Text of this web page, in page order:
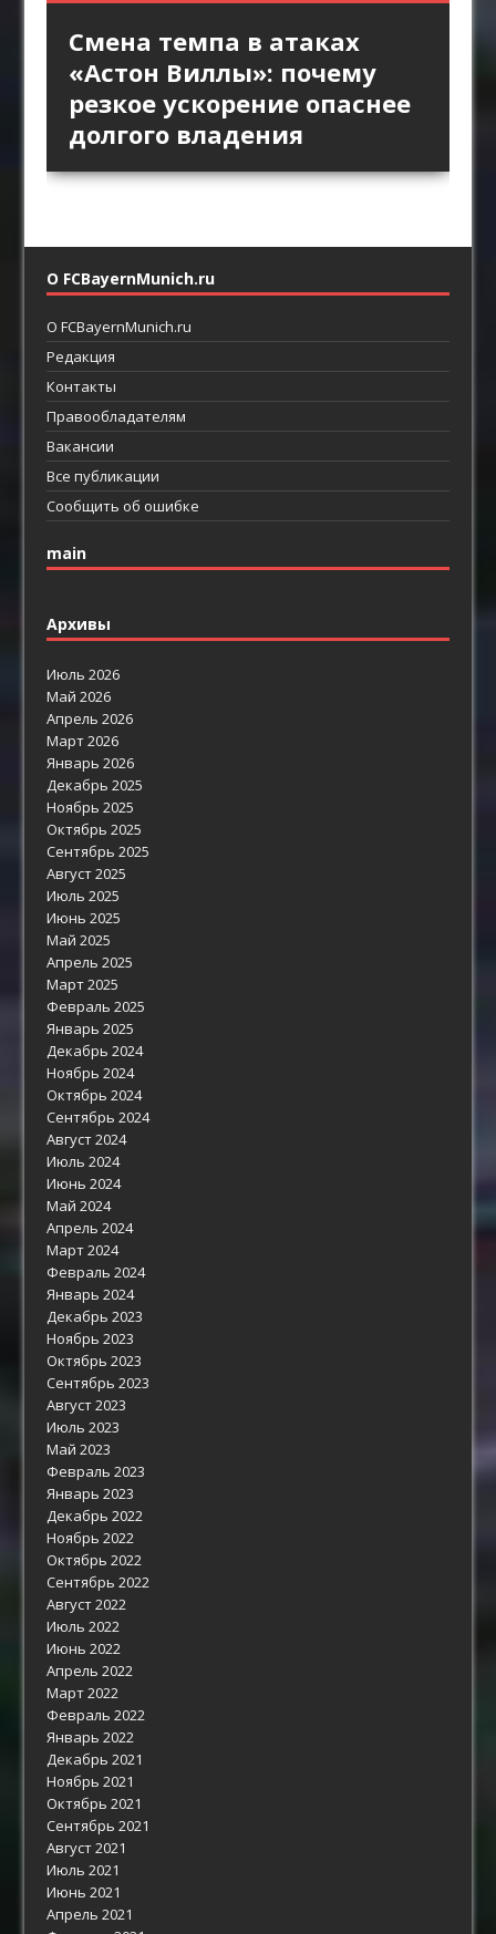
«Интер» против высокой
линии «Барселоны»:
пространство за защитой
как главный ресурс атаки
Длинный пас и борьба за
второй мяч: зачем клубы
Английской премьер-лиги
возвращают прямой
футбол
Стандарты «Арсенала»
как продолжение
позиционной атаки
Смена темпа в атаках
«Астон Виллы»: почему
резкое ускорение опаснее
долгого владения
«Брага» против
персонального прессинга:
как ротации освобождают
пространство между
линиями
О FCBayernMunich.ru
О FCBayernMunich.ru
Редакция
Контакты
Правообладателям
Вакансии
Все публикации
Сообщить об ошибке
main
Архивы
Июль 2026
Май 2026
Апрель 2026
Март 2026
Январь 2026
Декабрь 2025
Ноябрь 2025
Октябрь 2025
Сентябрь 2025
Август 2025
Июль 2025
Июнь 2025
Май 2025
Апрель 2025
Март 2025
Февраль 2025
Январь 2025
Декабрь 2024
Ноябрь 2024
Октябрь 2024
Сентябрь 2024
Август 2024
Июль 2024
Июнь 2024
Май 2024
Апрель 2024
Март 2024
Февраль 2024
Январь 2024
Декабрь 2023
Ноябрь 2023
Октябрь 2023
Сентябрь 2023
Август 2023
Июль 2023
Май 2023
Февраль 2023
Январь 2023
Декабрь 2022
Ноябрь 2022
Октябрь 2022
Сентябрь 2022
Август 2022
Июль 2022
Июнь 2022
Апрель 2022
Март 2022
Февраль 2022
Январь 2022
Декабрь 2021
Ноябрь 2021
Октябрь 2021
Сентябрь 2021
Август 2021
Июль 2021
Июнь 2021
Апрель 2021